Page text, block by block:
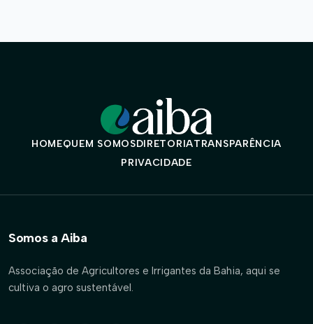
HOMEQUEM SOMOSDIRETORIATRANSPARÊNCIA
PRIVACIDADE
Somos a Aiba
Associação de Agricultores e Irrigantes da Bahia, aqui se
cultiva o agro sustentável.